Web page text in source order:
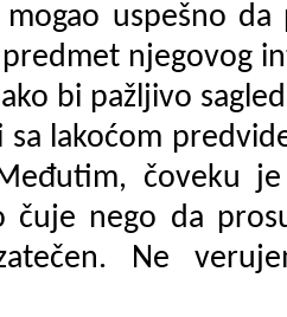
uspešno
njegovog
bi pažljivo
sa lakoćom
čoveku
nego da
Ne